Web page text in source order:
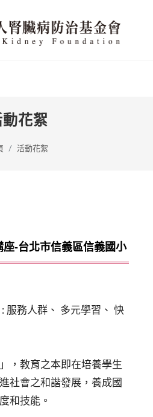
動花絮
活動花絮
-台北市信義區信義國小
服務人群、 多元學習、 快
，教育之本即在培養學生
社會之和諧發展，養成國
和技能。